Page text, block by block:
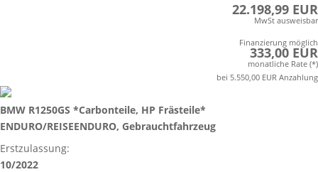
22.198,99 EUR
MwSt ausweisbar
Finanzierung möglich
333,00 EUR
monatliche Rate (*)
bei 5.550,00 EUR Anzahlung
BMW R1250GS *Carbonteile, HP Frästeile*
ENDURO/REISEENDURO, Gebrauchtfahrzeug
Erstzulassung:
10/2022